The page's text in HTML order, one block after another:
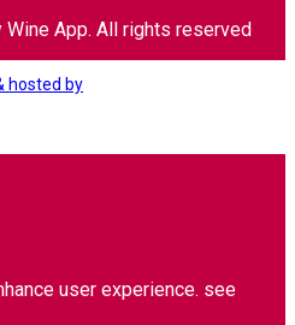
App. All rights reserved
hosted by
user experience. see